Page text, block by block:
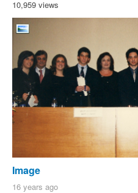
10,959 views
Image
16 years ago